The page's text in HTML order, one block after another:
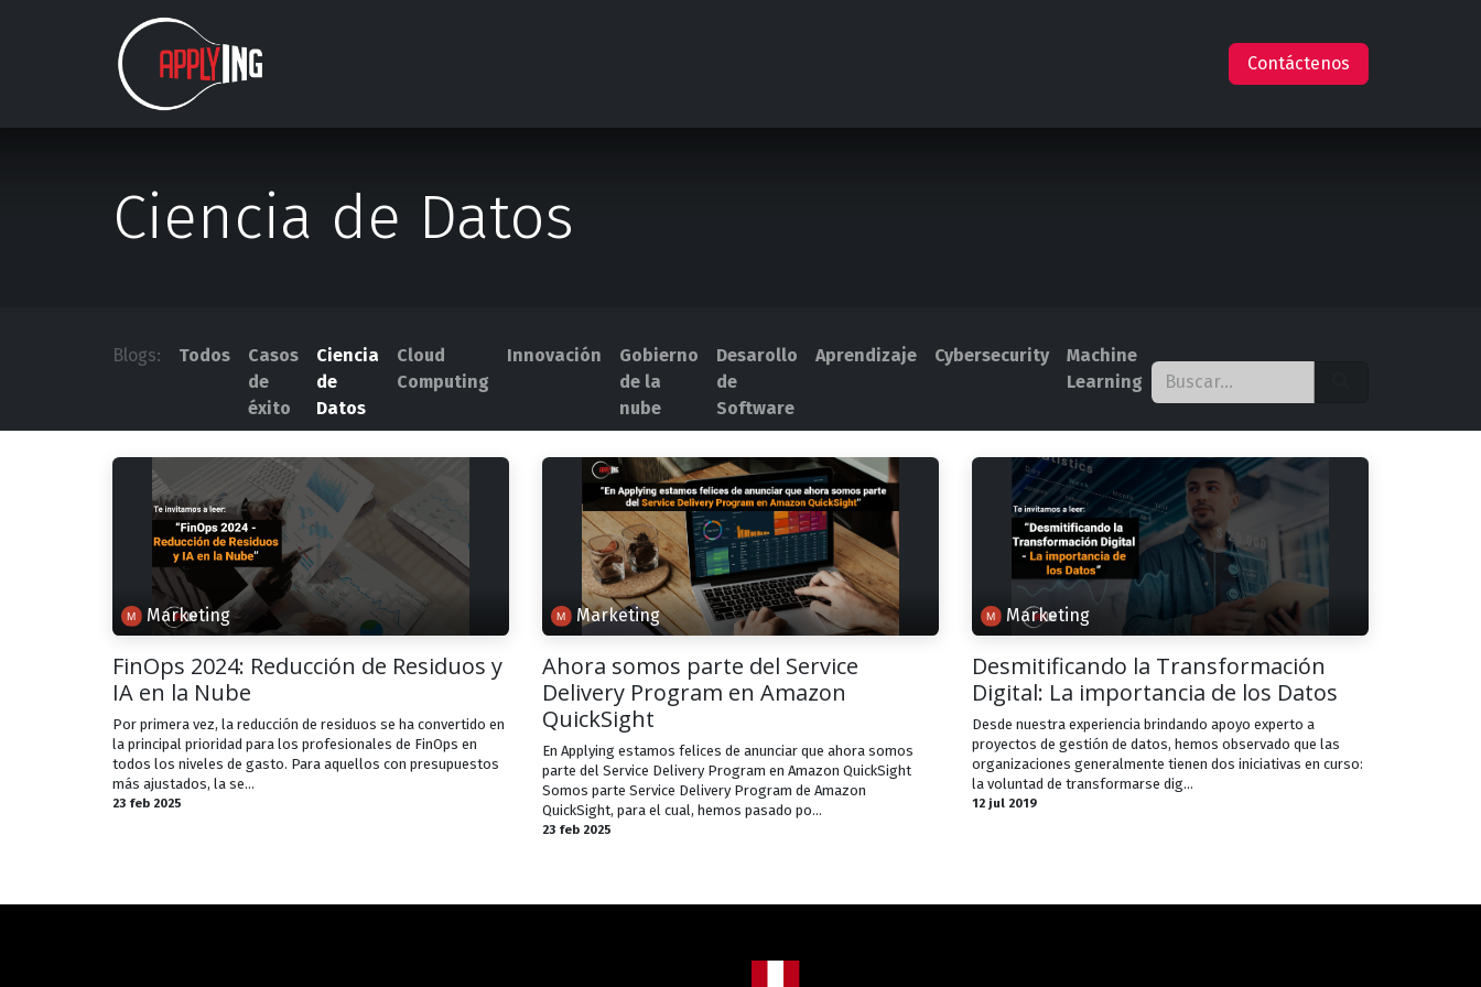
Claude en AWSContáctenos
Ciencia de Datos
Blogs: Todos
Casos
de
éxito
Ciencia
de
Datos
Cloud
Computing
Innovación
Gobierno
de la
nube
Desarollo
de
Software
Aprendizaje Cybersecurity
Machine
Learning
Marketing
FinOps 2024: Reducción de Residuos y
IA en la Nube
Por primera vez, la reducción de residuos se ha convertido en
la principal prioridad para los profesionales de FinOps en
todos los niveles de gasto. Para aquellos con presupuestos
más ajustados, la se...
23 feb 2025
Marketing
Ahora somos parte del Service
Delivery Program en Amazon
QuickSight
En Applying estamos felices de anunciar que ahora somos
parte del Service Delivery Program en Amazon QuickSight
Somos parte Service Delivery Program de Amazon
QuickSight, para el cual, hemos pasado po...
23 feb 2025
Marketing
Desmitificando la Transformación
Digital: La importancia de los Datos
Desde nuestra experiencia brindando apoyo experto a
proyectos de gestión de datos, hemos observado que las
organizaciones generalmente tienen dos iniciativas en curso:
la voluntad de transformarse dig...
12 jul 2019